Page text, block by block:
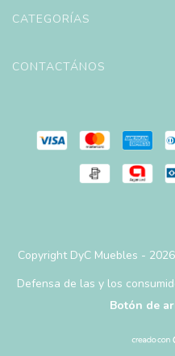
CATEGORÍAS
CONTACTÁNOS
Copyright DyC Muebles -
Defensa de las y los
Botón de